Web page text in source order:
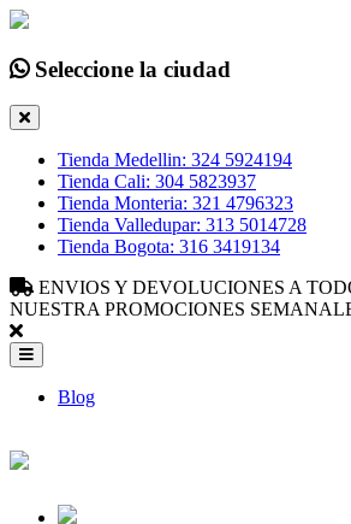
Seleccione la ciudad
Tienda Medellin: 324 5924194
Tienda Cali: 304 5823937
Tienda Monteria: 321 4796323
Tienda Valledupar: 313 5014728
Tienda Bogota: 316 3419134
ENVIOS Y DEVOLUCIONES A
NUESTRA PROMOCIONES
Blog